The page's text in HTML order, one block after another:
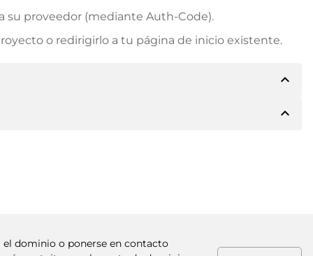
su proveedor (mediante Auth-Code).
o redirigirlo a tu página de inicio existente.
expand_less
los detalles del pago. A continuación, el propietario
expand_less
el dominio o ponerse en contacto